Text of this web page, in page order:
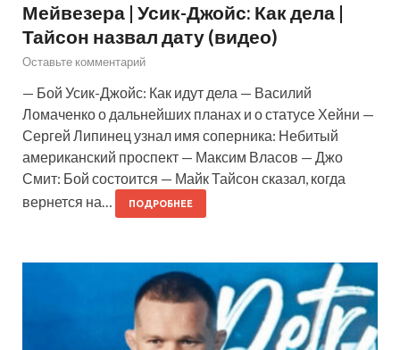
Мейвезера | Усик-Джойс: Как дела |
Тайсон назвал дату (видео)
Оставьте комментарий
— Бой Усик-Джойс: Как идут дела — Василий
Ломаченко о дальнейших планах и о статусе Хейни —
Сергей Липинец узнал имя соперника: Небитый
американский проспект — Максим Власов — Джо
Смит: Бой состоится — Майк Тайсон сказал, когда
вернется на…
ПОДРОБНЕЕ